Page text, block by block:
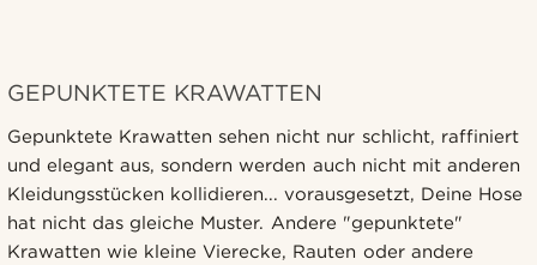
GEPUNKTETE KRAWATTEN
Gepunktete Krawatten sehen nicht nur schlicht, raffiniert
und elegant aus, sondern werden auch nicht mit anderen
Kleidungsstücken kollidieren... vorausgesetzt, Deine Hose
hat nicht das gleiche Muster. Andere "gepunktete"
Krawatten wie kleine Vierecke, Rauten oder andere